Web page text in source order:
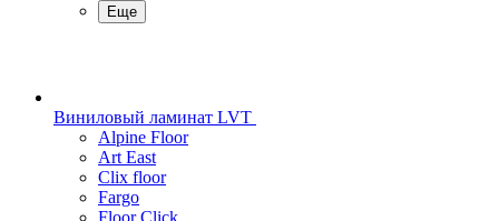
Еще
Виниловый ламинат LVT
Alpine Floor
Art East
Clix floor
Fargo
Floor Click